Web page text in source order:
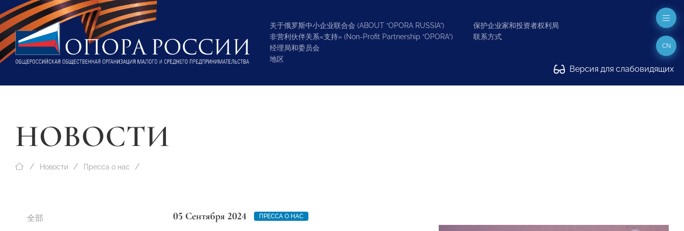
关于俄罗斯中小企业联合会 (ABOUT “OPORA RUSSIA”)
非营利伙伴关系«支持» (Non-Profit Partnership “OPORA”)
经理局和委员会
地区
保护企业家和投资者权利局
联系方式
Версия для слабовидящих
CN
НОВОСТИ
Новости Пресса о нас
全部
05 Сентября 2024 ПРЕССА О НАС